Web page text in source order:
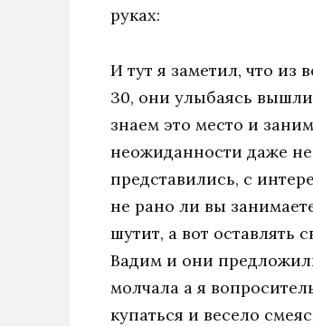
руках:
И тут я заметил, что
30, они улыбаясь
знаем это место и
неожиданности даже
представились, с
не рано ли вы
шутит, а вот оставлять
Вадим и они
молчала а я
купаться и весело